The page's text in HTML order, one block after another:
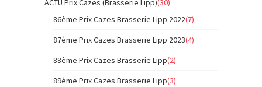
ACTU Prix Cazes (Brasserie Lipp)(30)
86ème Prix Cazes Brasserie Lipp 2022(7)
87ème Prix Cazes Brasserie Lipp 2023(4)
88ème Prix Cazes Brasserie Lipp(2)
89ème Prix Cazes Brasserie Lipp(3)